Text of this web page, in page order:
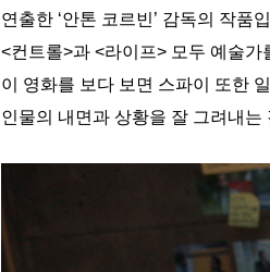
연출한 ‘안톤 코르빈’ 감독의 작품
<컨트롤>과 <라이프> 모두 예술가
이 영화를 보다 보면 스파이 또한
인물의 내면과 상황을 잘 그려내